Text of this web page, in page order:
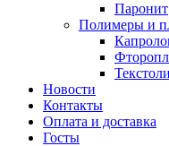
Паронит
Полимеры и
Новости
Контакты
Оплата и доставка
Госты